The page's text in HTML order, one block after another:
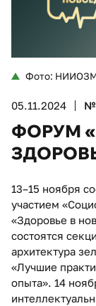
Фото:
05.11.2024 №
ФОРУМ
13–15 ноября
участием
«Здоровье в
состоятся
архитектура
«Лучшие
опыта». 14